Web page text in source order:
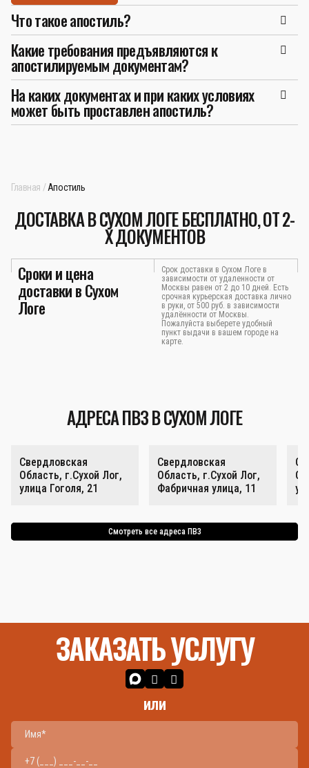
Что такое апостиль?
Какие требования предъявляются к
апостилируемым документам?
На каких документах и при каких условиях
может быть проставлен апостиль?
Главная Апостиль
ДОСТАВКА В СУХОМ ЛОГЕ БЕСПЛАТНО, ОТ 2-
Х ДОКУМЕНТОВ
Сроки и цена
доставки в Сухом
Логе
Срок доставки в Сухом Логе в
зависимости от удаленности от
Москвы равен от 2 до 10 дней. Есть
срочная курьерская доставка лично
в руки, от 500 руб. в зависимости
удалённости от Москвы.
Пожалуйста выберете удобный
пункт выдачи в вашем городе на
карте.
АДРЕСА ПВЗ В СУХОМ ЛОГЕ
Свердловская
Область, г.Сухой Лог,
улица Гоголя, 21
Свердловская
Область, г.Сухой Лог,
Фабричная улица, 11
Смотреть все адреса ПВЗ
ЗАКАЗАТЬ УСЛУГУ
или